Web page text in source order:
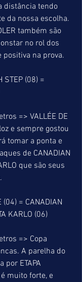
distância tendo
da nossa escolha.
também são
no rol dos
na prova.
STEP (08) =
=> VALLÉE DE
e sempre gostou
tomar a ponta e
de CANADIAN
que são seus
(04) = CANADIAN
KARLO (06)
=> Copa
A parelha do
por ETAPA
é muito forte, e